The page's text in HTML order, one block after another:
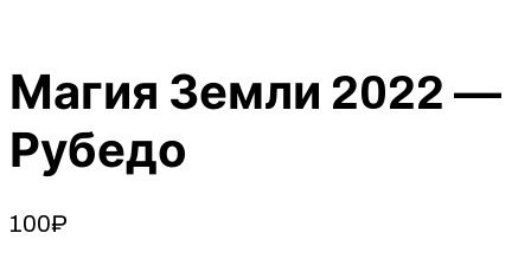
Магия Земли 2022 —
Рубедо
100₽